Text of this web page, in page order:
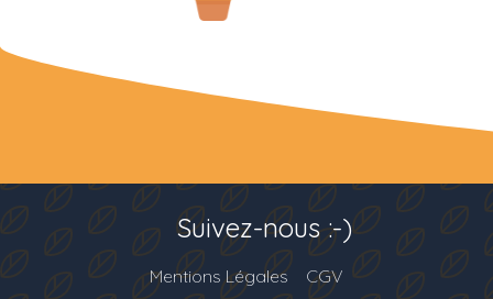
Mentions Légales CGV
Suivez-nous :-)